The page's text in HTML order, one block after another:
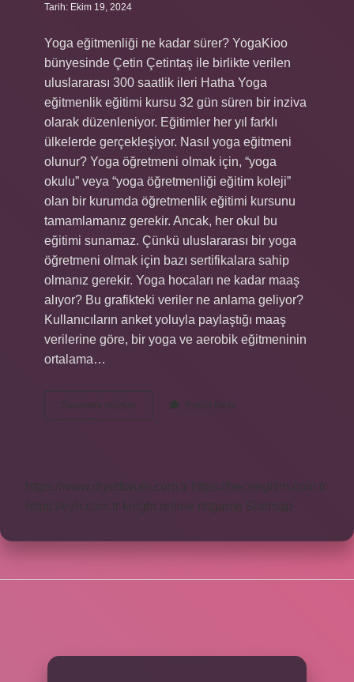
Tarih: Ekim 19, 2024
Yoga eğitmenliği ne kadar sürer? YogaKioo
bünyesinde Çetin Çetintaş ile birlikte verilen
uluslararası 300 saatlik ileri Hatha Yoga
eğitmenlik eğitimi kursu 32 gün süren bir inziva
olarak düzenleniyor. Eğitimler her yıl farklı
ülkelerde gerçekleşiyor. Nasıl yoga eğitmeni
olunur? Yoga öğretmeni olmak için, “yoga
okulu” veya “yoga öğretmenliği eğitim koleji”
olan bir kurumda öğretmenlik eğitimi kursunu
tamamlamanız gerekir. Ancak, her okul bu
eğitimi sunamaz. Çünkü uluslararası bir yoga
öğretmeni olmak için bazı sertifikalara sahip
olmanız gerekir. Yoga hocaları ne kadar maaş
alıyor? Bu grafikteki veriler ne anlama geliyor?
Kullanıcıların anket yoluyla paylaştığı maaş
verilerine göre, bir yoga ve aerobik eğitmeninin
ortalama…
Devamını okuyun
Yılda
Yorum Bırak
https://www.diyetforum.com.tr
https://heceegitim.com.tr
https://eyh.com.tr
knight online nttgame Sitemap